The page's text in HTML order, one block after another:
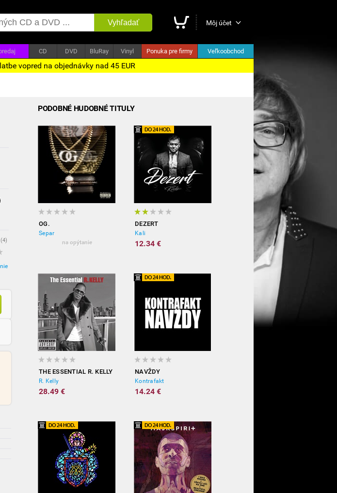
Vyhľadať Môj účet
CD DVD BluRay Vinyl Ponuka pre firmy Veľkoobchod
vopred na objednávky nad 45 EUR
4)
PODOBNÉ HUDOBNÉ TITULY
OG.
Separ
na opýtanie
DEZERT
Kali
12.34 €
THE ESSENTIAL R. KELLY
R. Kelly
28.49 €
NAVŽDY
Kontrafakt
14.24 €